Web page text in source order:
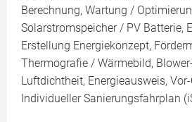
Berechnung, Wartung /
Solarstromspeicher / PV Batterie,
Erstellung Energiekonzept,
Thermografie / Wärmebild,
Luftdichtheit, Energieausweis,
Individueller Sanierungsfahrplan